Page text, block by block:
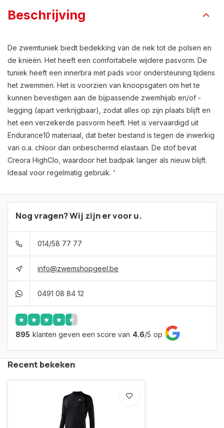
Beschrijving
De zwemtuniek biedt bedekking van de nek tot de polsen en
de knieën. Het heeft een comfortabele wijdere pasvorm. De
tuniek heeft een innerbra met pads voor ondersteuning tijdens
het zwemmen. Het is voorzien van knoopsgaten om het te
kunnen bevestigen aan de bijpassende zwemhijab en/of -
legging (apart verkrijgbaar), zodat alles op zijn plaats blijft en
het een verzekerde pasvorm heeft. Het is vervaardigd uit
Endurance10 materiaal, dat beter bestand is tegen de inwerkig
van o.a. chloor dan onbeschermd elastaan. De stof bevat
Creora HighClo, waardoor het badpak langer als nieuw blijft.
Ideaal voor regelmatig gebruik. '
Nog vragen? Wij zijn er voor u.
014/58 77 77
info@zwemshopgeel.be
0491 08 84 12
895 klanten geven een score van 4.6/5 op
Recent bekeken